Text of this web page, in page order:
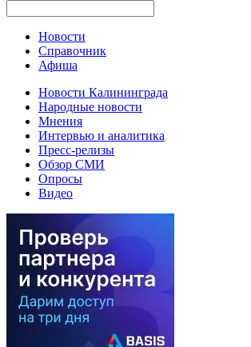
Новости
Справочник
Афиша
Новости Калининграда
Народные новости
Мнения
Интервью и аналитика
Пресс-релизы
Обзор СМИ
Опросы
Видео